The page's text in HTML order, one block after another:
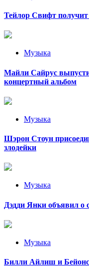
Тейлор Свифт получит
Музыка
Майли Сайрус
концертный альбом
Музыка
Шэрон Стоун
злодейки
Музыка
Дэдди Янки объявил о
Музыка
Билли Айлиш и